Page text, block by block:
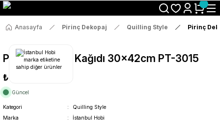
Size Özel "HG10" Koduyla Sepette Hemen %10 İndirimi Kaçırma
Anasayfa Pirinç Dekopaj Quilling Style Pirinç
Pirinç Dekopaj Kağıdı 30x42cm PT-3015
₺36
Güncel
Kategori
Quilling Style
Marka
İstanbul Hobi